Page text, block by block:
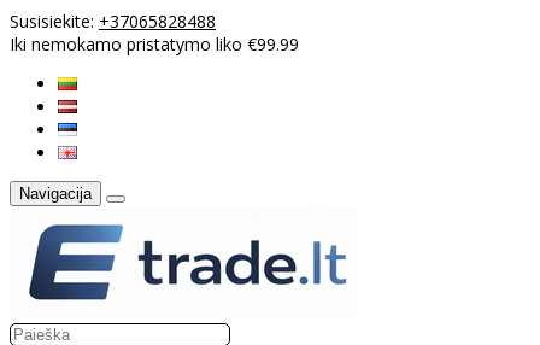
Susisiekite: +37065828488
Iki nemokamo pristatymo liko €99.99
Navigacija